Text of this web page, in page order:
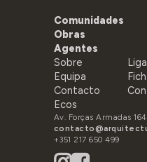
Comunidades
Obras
Agentes
Sobre
Equipa
Contacto
Ecos
Av. Forças Armadas
+351 217 650 499